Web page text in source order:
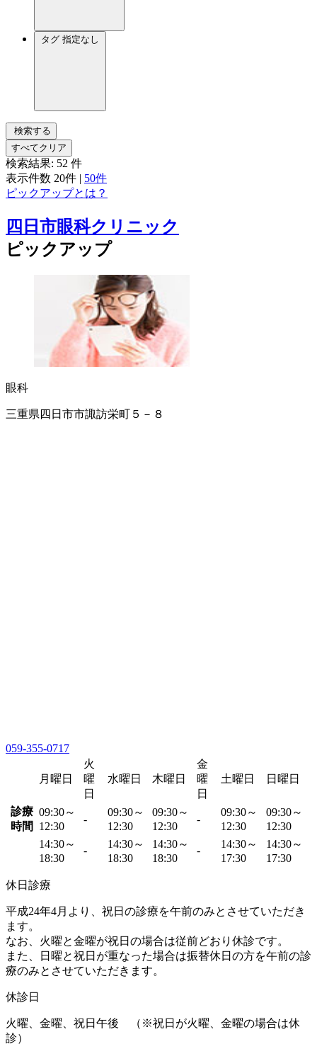
タグ 指定なし
検索する
すべてクリア
検索結果: 52 件
表示件数 20件 | 50件
ピックアップとは？
四日市眼科クリニック
ピックアップ
眼科
三重県四日市市諏訪栄町５－８
059-355-0717
月曜日
火
曜
日
水曜日 木曜日
金
曜
日
土曜日 日曜日
診療
時間
09:30～
12:30
-
09:30～
12:30
09:30～
12:30
-
09:30～
12:30
09:30～
12:30
14:30～
18:30
-
14:30～
18:30
14:30～
18:30
-
14:30～
17:30
14:30～
17:30
休日診療
平成24年4月より、祝日の診療を午前のみとさせていただき
ます。
なお、火曜と金曜が祝日の場合は従前どおり休診です。
また、日曜と祝日が重なった場合は振替休日の方を午前の診
療のみとさせていただきます。
休診日
火曜、金曜、祝日午後 （※祝日が火曜、金曜の場合は休
診）